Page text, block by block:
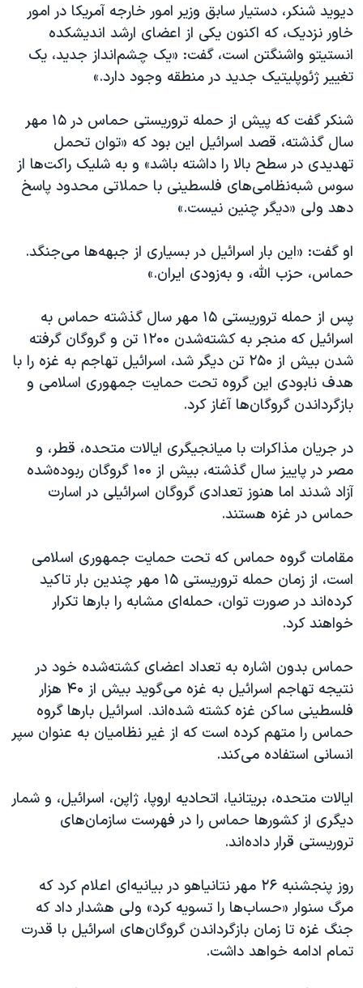
دیوید شنکر، دستیار سابق وزیر امور خارجه آمریکا در امور
خاور نزدیک، که اکنون یکی از اعضای ارشد اندیشکده
انستیتو واشنگتن است، گفت: «یک چشم‌انداز جدید، یک
تغییر ژئوپلیتیک جدید در منطقه وجود دارد.»
شنکر گفت که پیش از حمله تروریستی حماس در ۱۵ مهر
سال گذشته، قصد اسرائیل این بود که «توان تحمل
تهدیدی در سطح بالا را داشته باشد» و به شلیک راکت‌ها از
سوس شبه‌نظامی‌های فلسطینی با حملاتی محدود پاسخ
دهد ولی «دیگر چنین نیست.»
او گفت: «این بار اسرائیل در بسیاری از جبهه‌ها می‌جنگد.
حماس، حزب الله، و به‌زودی ایران.»
پس از حمله تروریستی ۱۵ مهر سال گذشته حماس به
اسرائیل که منجر به کشته‌شدن ۱۲۰۰ تن و گروگان گرفته
شدن بیش از ۲۵۰ تن دیگر شد، اسرائیل تهاجم به غزه را با
هدف نابودی این گروه تحت حمایت جمهوری اسلامی و
بازگرداندن گروگان‌ها آغاز کرد.
در جریان مذاکرات با میانجیگری ایالات متحده، قطر، و
مصر در پاییز سال گذشته، بیش از ۱۰۰ گروگان ربوده‌شده
آزاد شدند اما هنوز تعدادی گروگان اسرائیلی در اسارت
حماس در غزه هستند.
مقامات گروه حماس که تحت حمایت جمهوری اسلامی
است، از زمان حمله تروریستی ۱۵ مهر چندین بار تاکید
کرده‌اند در صورت توان، حمله‌ای مشابه را بارها تکرار
خواهند کرد.
حماس بدون اشاره به تعداد اعضای کشته‌شده خود در
نتیجه تهاجم اسرائیل به غزه می‌گوید بیش از ۴۰ هزار
فلسطینی ساکن غزه کشته شده‌اند. اسرائیل بارها گروه
حماس را متهم کرده است که از غیر نظامیان به عنوان سپر
انسانی استفاده می‌کند.
ایالات متحده، بریتانیا، اتحادیه اروپا، ژاپن، اسرائیل، و شمار
دیگری از کشورها حماس را در فهرست سازمان‌های
تروریستی قرار داده‌‌اند.
روز پنجشنبه ۲۶ مهر نتانیاهو در بیانیه‌ای اعلام کرد که
مرگ سنوار «حساب‌ها را تسویه کرد» ولی هشدار داد که
جنگ غزه تا زمان بازگرداندن گروگان‌های اسرائیل با قدرت
تمام ادامه خواهد داشت.